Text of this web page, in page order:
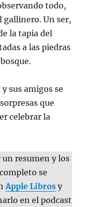
todo,
gallinero. Un ser,
la tapia del
a las piedras
sus amigos se
que
celebrar la
resumen y los
se
Apple Libros y
en el podcast